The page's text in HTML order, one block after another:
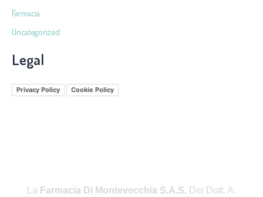
Farmacia
Uncategorized
Legal
Privacy Policy Cookie Policy
La Farmacia Di Montevecchia S.a.s. Dei Dott. A.